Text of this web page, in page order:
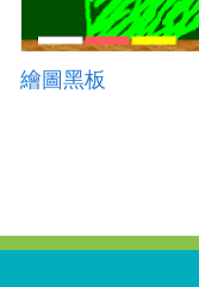
繪圖黑板